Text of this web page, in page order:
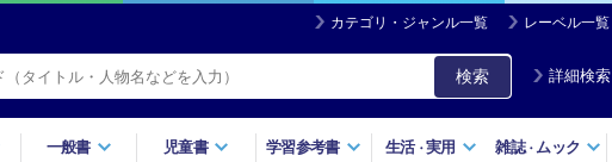
カテゴリ・ジャンル一覧 レーベル一覧
検索 詳細検索
一般書 児童書 学習参考書 生活・実用 雑誌・ ムック